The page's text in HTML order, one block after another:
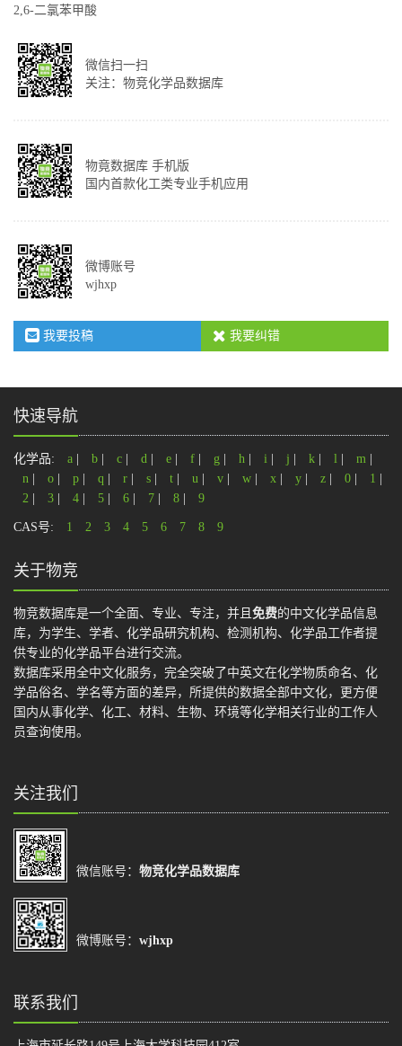
2,6-二氯苯甲酸
微信扫一扫
关注：物竞化学品数据库
物竟数据库 手机版
国内首款化工类专业手机应用
微博账号
wjhxp
我要投稿 我要纠错
快速导航
化学品: a b c d e f g h i j k l m
n
o p q r s t u v w x y z 0 1
2
3 4 5 6 7 8 9
CAS号: 1 2 3 4 5 6 7 8 9
关于物竞
物竞数据库是一个全面、专业、专注，并且 免费的中文化学品信息
库，为学生、学者、化学品研究机构、检测机构、化学品工作者提
供专业的化学品平台进行交流。
数据库采用全中文化服务，完全突破了中英文在化学物质命名、化
学品俗名、学名等方面的差异，所提供的数据全部中文化，更方便
国内从事化学、化工、材料、生物、环境等化学相关行业的工作人
员查询使用。
关注我们
微信账号： 物竞化学品数据库
微博账号： wjhxp
联系我们